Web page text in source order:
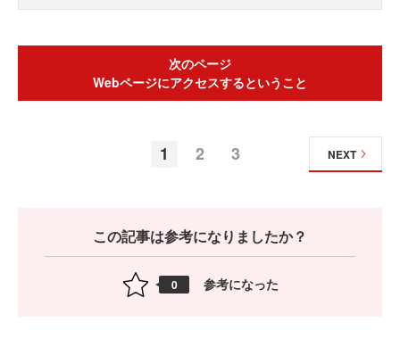
次のページ
Webページにアクセスするということ
1 2 3 NEXT
この記事は参考になりましたか？
0 参考になった